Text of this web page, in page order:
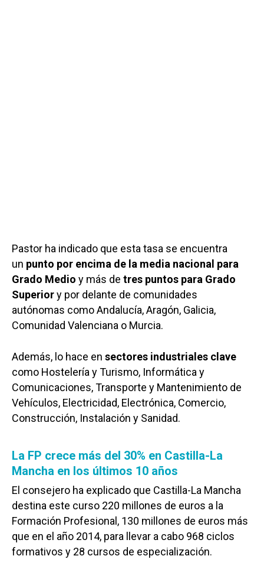
Pastor ha indicado que esta tasa se encuentra
un punto por encima de la media nacional para
Grado Medio y más de tres puntos para Grado
Superiory por delante de comunidades
autónomas como Andalucía, Aragón, Galicia,
Comunidad Valenciana o Murcia.
Además, lo hace en sectores industriales clave
como Hostelería y Turismo, Informática y
Comunicaciones, Transporte y Mantenimiento de
Vehículos, Electricidad, Electrónica, Comercio,
Construcción, Instalación y Sanidad.
La FP crece más del 30% en Castilla-La
Mancha en los últimos 10 años
El consejero ha explicado que Castilla-La Mancha
destina este curso 220 millones de euros a la
Formación Profesional, 130 millones de euros más
que en el año 2014, para llevar a cabo 968 ciclos
formativos y 28 cursos de especialización.